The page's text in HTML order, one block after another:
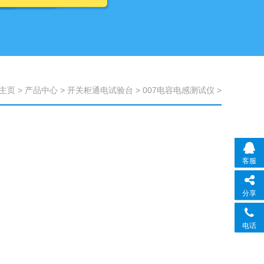
页 > 产品中心 > 开关柜通电试验台 > 007电容电感测试仪 >
客服
分享
电话